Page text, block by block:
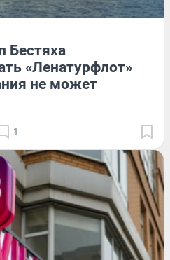
Бестяха
«Ленатурфлот»
не может
1